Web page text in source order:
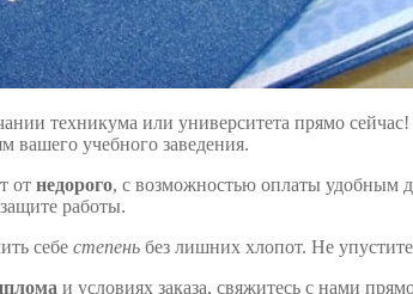
техникума или университета прямо
вашего учебного заведения.
от недорого, с возможностью оплаты удобным
работы.
себе степень без лишних хлопот. Не
и условиях заказа, свяжитесь с нами